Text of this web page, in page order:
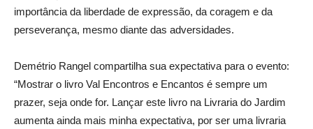
importância da liberdade de expressão, da coragem e da
perseverança, mesmo diante das adversidades.
Demétrio Rangel compartilha sua expectativa para o evento:
“Mostrar o livro Val Encontros e Encantos é sempre um
prazer, seja onde for. Lançar este livro na Livraria do Jardim
aumenta ainda mais minha expectativa, por ser uma livraria